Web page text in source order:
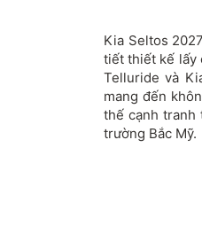
Kia Seltos
tiết thiết kế lấy
Telluride và
mang đến
thế cạnh tranh
trường Bắc Mỹ.